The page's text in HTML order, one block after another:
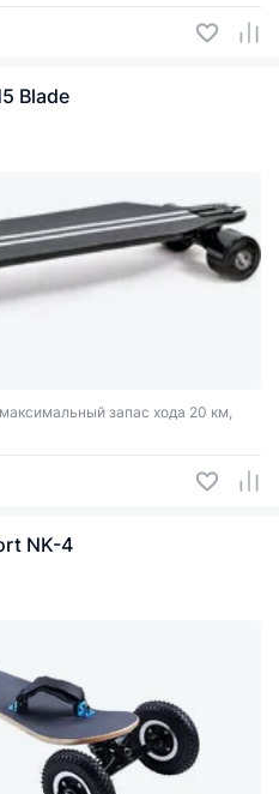
Blade
запас хода 20 км,
NK-4